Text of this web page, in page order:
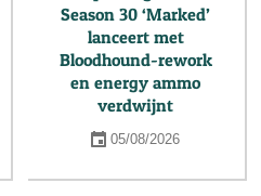
Season 30 ‘Marked’
lanceert met
Bloodhound-rework
en energy ammo
verdwijnt
05/08/2026